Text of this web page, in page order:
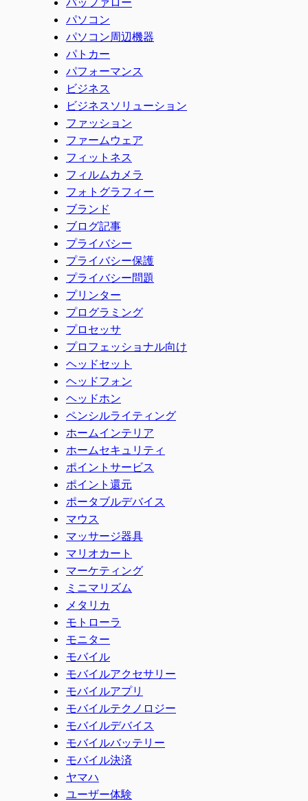
パソコン
パソコン周辺機器
パトカー
パフォーマンス
ビジネス
ビジネスソリューション
ファッション
ファームウェア
フィットネス
フィルムカメラ
フォトグラフィー
ブランド
ブログ記事
プライバシー
プライバシー保護
プライバシー問題
プリンター
プログラミング
プロセッサ
プロフェッショナル向け
ヘッドセット
ヘッドフォン
ヘッドホン
ペンシルライティング
ホームインテリア
ホームセキュリティ
ポイントサービス
ポイント還元
ポータブルデバイス
マウス
マッサージ器具
マリオカート
マーケティング
ミニマリズム
メタリカ
モトローラ
モニター
モバイル
モバイルアクセサリー
モバイルアプリ
モバイルテクノロジー
モバイルデバイス
モバイルバッテリー
モバイル決済
ヤマハ
ユーザー体験